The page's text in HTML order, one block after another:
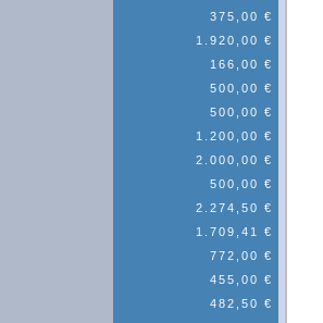
375,00 €
1.920,00 €
166,00 €
500,00 €
500,00 €
1.200,00 €
2.000,00 €
500,00 €
2.274,50 €
1.709,41 €
772,00 €
455,00 €
482,50 €